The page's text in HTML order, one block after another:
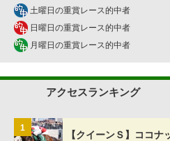
土曜日の重賞レース的中者
日曜日の重賞レース的中者
月曜日の重賞レース的中者
アクセスランキング
1
【クイーンＳ】ココ